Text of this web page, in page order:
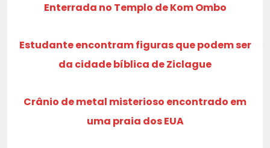
Enterrada no Templo de Kom Ombo
Estudante encontram figuras que podem ser
da cidade bíblica de Ziclague
Crânio de metal misterioso encontrado em
uma praia dos EUA